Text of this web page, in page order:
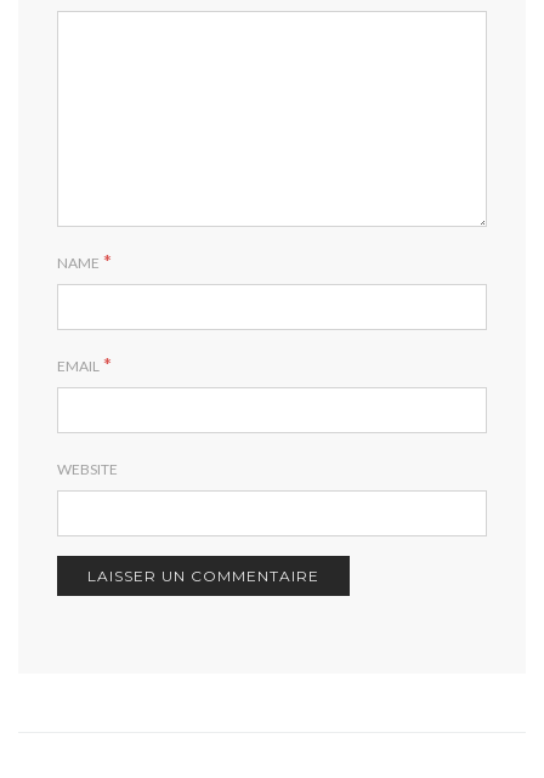
NAME *
EMAIL *
WEBSITE